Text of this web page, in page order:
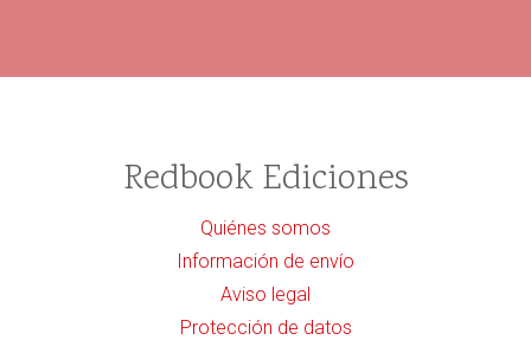
Redbook Ediciones
Quiénes somos
Información de envío
Aviso legal
Protección de datos